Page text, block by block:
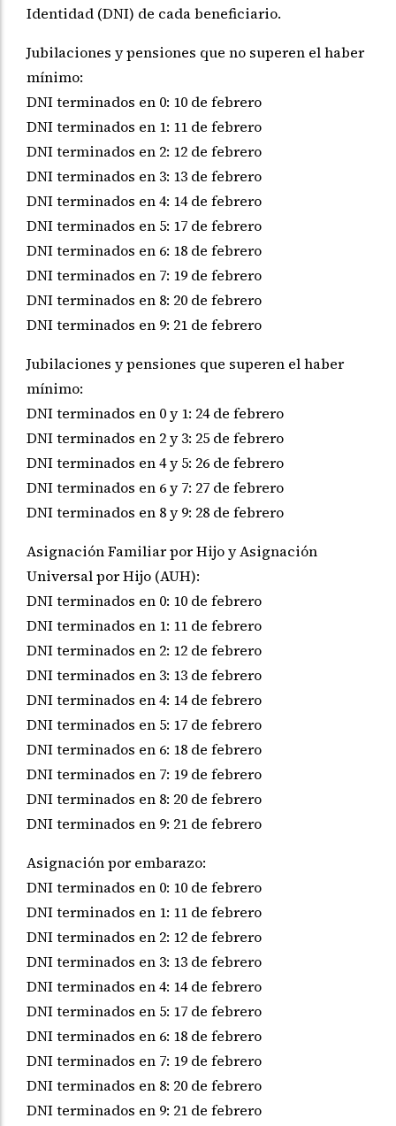
Identidad (DNI) de cada beneficiario.
Jubilaciones y pensiones que no superen el haber
mínimo:
DNI terminados en 0: 10 de febrero
DNI terminados en 1: 11 de febrero
DNI terminados en 2: 12 de febrero
DNI terminados en 3: 13 de febrero
DNI terminados en 4: 14 de febrero
DNI terminados en 5: 17 de febrero
DNI terminados en 6: 18 de febrero
DNI terminados en 7: 19 de febrero
DNI terminados en 8: 20 de febrero
DNI terminados en 9: 21 de febrero
Jubilaciones y pensiones que superen el haber
mínimo:
DNI terminados en 0 y 1: 24 de febrero
DNI terminados en 2 y 3: 25 de febrero
DNI terminados en 4 y 5: 26 de febrero
DNI terminados en 6 y 7: 27 de febrero
DNI terminados en 8 y 9: 28 de febrero
Asignación Familiar por Hijo y Asignación
Universal por Hijo (AUH):
DNI terminados en 0: 10 de febrero
DNI terminados en 1: 11 de febrero
DNI terminados en 2: 12 de febrero
DNI terminados en 3: 13 de febrero
DNI terminados en 4: 14 de febrero
DNI terminados en 5: 17 de febrero
DNI terminados en 6: 18 de febrero
DNI terminados en 7: 19 de febrero
DNI terminados en 8: 20 de febrero
DNI terminados en 9: 21 de febrero
Asignación por embarazo:
DNI terminados en 0: 10 de febrero
DNI terminados en 1: 11 de febrero
DNI terminados en 2: 12 de febrero
DNI terminados en 3: 13 de febrero
DNI terminados en 4: 14 de febrero
DNI terminados en 5: 17 de febrero
DNI terminados en 6: 18 de febrero
DNI terminados en 7: 19 de febrero
DNI terminados en 8: 20 de febrero
DNI terminados en 9: 21 de febrero